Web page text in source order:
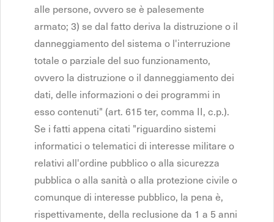
alle persone, ovvero se è palesemente
armato; 3) se dal fatto deriva la distruzione o il
danneggiamento del sistema o l'interruzione
totale o parziale del suo funzionamento,
ovvero la distruzione o il danneggiamento dei
dati, delle informazioni o dei programmi in
esso contenuti" (art. 615 ter, comma II, c.p.).
Se i fatti appena citati "riguardino sistemi
informatici o telematici di interesse militare o
relativi all'ordine pubblico o alla sicurezza
pubblica o alla sanità o alla protezione civile o
comunque di interesse pubblico, la pena è,
rispettivamente, della reclusione da 1 a 5 anni